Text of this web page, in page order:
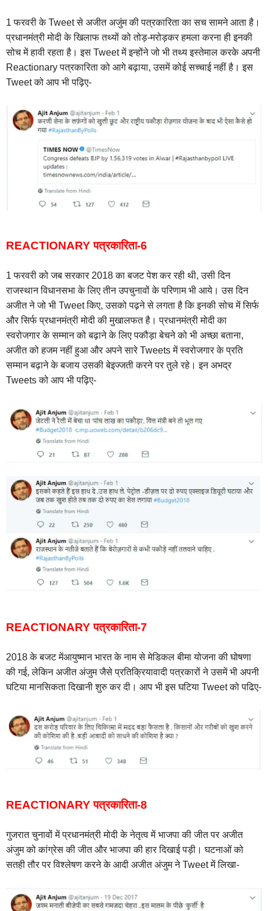
1 फरवरी के Tweet से अजीत अजुंम की पत्रकारिता का सच सामने आता है।
प्रधानमंत्री मोदी के खिलाफ तथ्यों को तोड़-मरोड़कर हमला करना ही इनकी
सोच में हावी रहता है। इस Tweet में इन्होंने जो भी तथ्य इस्तेमाल करके अपनी
Reactionary पत्रकारिता को आगे बढ़ाया, उसमें कोई सच्चाई नहीं है। इस
Tweet को आप भी पढ़िए-
REACTIONARY पत्रकारिता-6
1 फरवरी को जब सरकार 2018 का बजट पेश कर रही थी, उसी दिन
राजस्थान विधानसभा के लिए तीन उपचुनावों के परिणाम भी आये। उस दिन
अजीत ने जो भी Tweet किए, उसको पढ़ने से लगता है कि इनकी सोच में सिर्फ
और सिर्फ प्रधानमंत्री मोदी की मुखालफत है। प्रधानमंत्री मोदी का
स्वरोजगार के सम्मान को बढ़ाने के लिए पकौड़ा बेचने को भी अच्छा बताना,
अजीत को हजम नहीं हुआ और अपने सारे Tweets में स्वरोजगार के प्रति
सम्मान बढ़ाने के बजाय उसकी बेइज्जती करने पर तुले रहे। इन अभद्र
Tweets को आप भी पढ़िए-
REACTIONARY पत्रकारिता-7
2018 के बजट मेंआयुष्मान भारत के नाम से मेडिकल बीमा योजना की घोषणा
की गई, लेकिन अजीत अंजुम जैसे प्रतिक्रियावादी पत्रकारों ने उसमें भी अपनी
घटिया मानसिकता दिखानी शुरु कर दी। आप भी इस घटिया Tweet को पढिए-
REACTIONARY पत्रकारिता-8
गुजरात चुनावों में प्रधानमंत्री मोदी के नेतृत्व में भाजपा की जीत पर अजीत
अंजुम को कांग्रेस की जीत और भाजपा की हार दिखाई पड़ी। घटनाओं को
सतही तौर पर विश्लेषण करने के आदी अजीत अंजुम ने Tweet में लिखा-